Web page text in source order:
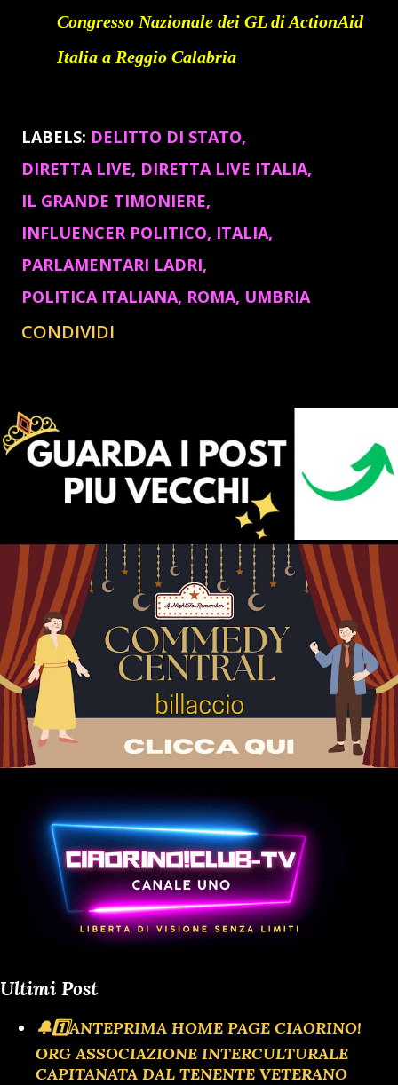
Congresso Nazionale dei GL di ActionAid
Italia a Reggio Calabria
LABELS: DELITTO DI STATO
DIRETTA LIVE DIRETTA LIVE ITALIA
IL GRANDE TIMONIERE
INFLUENCER POLITICO ITALIA
PARLAMENTARI LADRI
POLITICA ITALIANA ROMA UMBRIA
CONDIVIDI
Ultimi Post
🔔1️⃣ANTEPRIMA HOME PAGE CIAORINO!
ORG ASSOCIAZIONE INTERCULTURALE
CAPITANATA DAL TENENTE VETERANO